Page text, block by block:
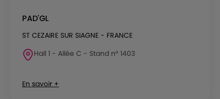
PAD'GL
ST CEZAIRE SUR SIAGNE - FRANCE
Hall 1 - Allée C - Stand n° 1403
En savoir +